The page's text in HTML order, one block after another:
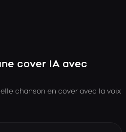
cover IA avec
chanson en cover avec la voix